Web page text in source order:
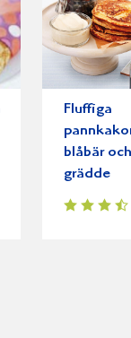
Fluffiga
blåbär och
grädde